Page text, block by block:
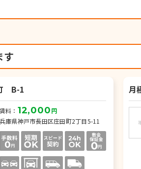
す
B-1
賃料： 12,000円
兵庫県神戸市長田区庄田町2丁目5-11
月